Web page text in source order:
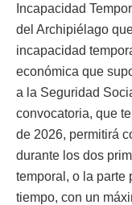
Incapacidad
del Archipiélago
incapacidad
económica que
a la Seguridad
convocatoria, que
de 2026, permitirá
durante los dos
temporal, o la parte
tiempo, con un